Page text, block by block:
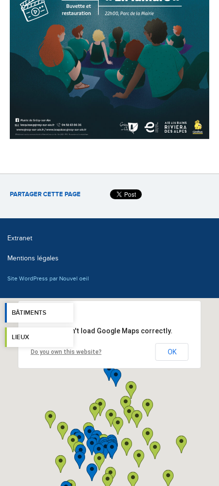
PARTAGER CETTE PAGE
Extranet
Mentions légales
Site WordPress par Nouvel oeil
BÂTIMENTS
LIEUX
This page can't load Google Maps correctly.
Do you own this website? OK